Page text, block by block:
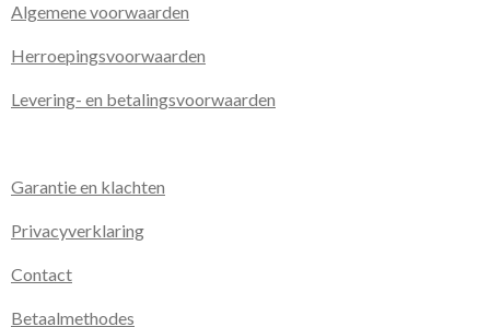
Algemene voorwaarden
Herroepingsvoorwaarden
Levering- en betalingsvoorwaarden
Garantie en klachten
Privacyverklaring
Contact
Betaalmethodes